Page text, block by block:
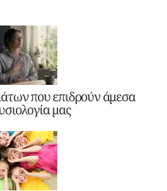
που επιδρούν άμεσα
μας